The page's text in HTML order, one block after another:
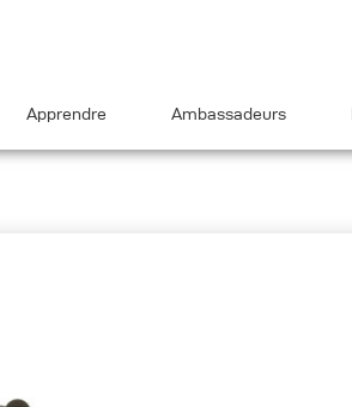
Apprendre Ambassadeurs